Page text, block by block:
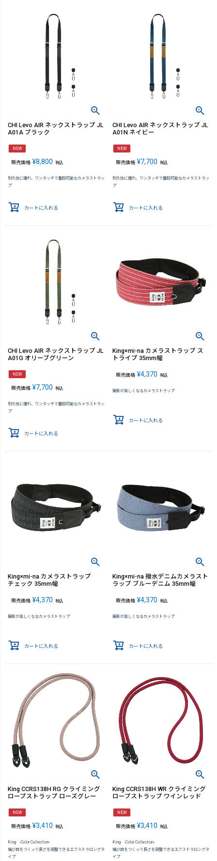
CHI Levo AIR ネックストラップ JL
A01A ブラック
NEW
販売価格 ¥8,800 税込
耐久性に優れ、ワンタッチで着脱可能なカメラストラッ
プ
カートに入れる
CHI Levo AIR ネックストラップ JL
A01N ネイビー
NEW
販売価格 ¥7,700 税込
耐久性に優れ、ワンタッチで着脱可能なカメラストラッ
プ
カートに入れる
CHI Levo AIR ネックストラップ JL
A01G オリーブグリーン
NEW
販売価格 ¥7,700 税込
耐久性に優れ、ワンタッチで着脱可能なカメラストラッ
プ
カートに入れる
King×mi-na カメラストラップ ス
トライプ 35mm幅
販売価格 ¥4,370 税込
撮影が楽しくなるカメラストラップ
カートに入れる
King×mi-na カメラストラップ
チェック 35mm幅
販売価格 ¥4,370 税込
撮影が楽しくなるカメラストラップ
カートに入れる
King×mi-na 撥水デニムカメラスト
ラップ ブルーデニム 35mm幅
販売価格 ¥4,370 税込
撮影が楽しくなるカメラストラップ
カートに入れる
King CCRS138H RG クライミング
ロープストラップ ローズグレー
NEW
販売価格 ¥3,410 税込
King -Color Collection-
結び目をつくって長さを調整できるエクストラロングタ
イプ
King CCRS138H WR クライミング
ロープストラップ ワインレッド
NEW
販売価格 ¥3,410 税込
King -Color Collection-
結び目をつくって長さを調整できるエクストラロングタ
イプ